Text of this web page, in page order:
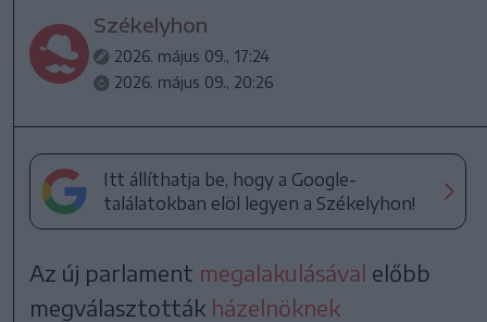
Székelyhon
2026. május 09., 17:24
2026. május 09., 20:26
Itt állíthatja be, hogy a Google-
találatokban elöl legyen a Székelyhon!
Az új parlament megalakulásával előbb
megválasztották házelnöknek